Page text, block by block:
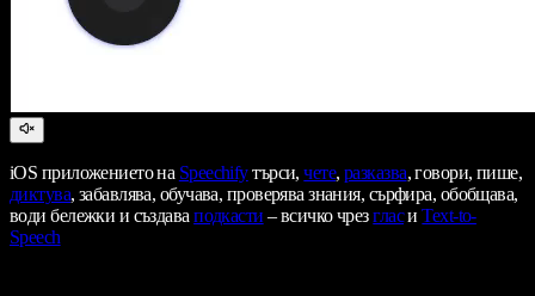
iOS приложението на Speechifyтърси,чете, разказва, говори, пише,
диктува, забавлява, обучава, проверява знания, сърфира, обобщава,
води бележки и създаваподкасти – всичко чрезгласиText-to-
Speech